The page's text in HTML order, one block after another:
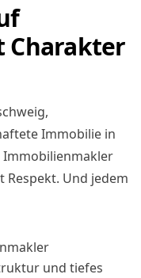
Charakter
Immobilie in
Immobilienmakler
Und jedem
und tiefes